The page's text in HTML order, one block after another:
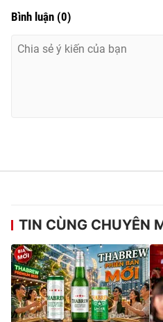
Bình luận (0)
TIN CÙNG CHUYÊN